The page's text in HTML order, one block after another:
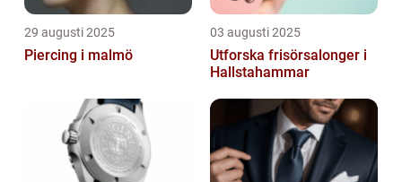
29 augusti 2025
Piercing i malmö
03 augusti 2025
Utforska frisörsalonger i
Hallstahammar